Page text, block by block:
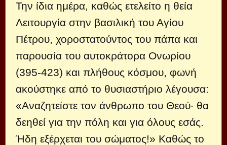
Την ίδια ημέρα, καθώς ετελείτο η θεία
Λειτουργία στην βασιλική του Αγίου
Πέτρου, χοροστατούντος του πάπα και
παρουσία του αυτοκράτορα Ονωρίου
(395-423) και πλήθους κόσμου, φωνή
ακούστηκε από το θυσιαστήριο λέγουσα:
«Αναζητείστε τον άνθρωπο του Θεού· θα
δεηθεί για την πόλη και για όλους εσάς.
Ήδη εξέρχεται του σώματος!» Καθώς το